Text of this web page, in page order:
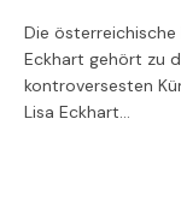
Die
Eckhart gehört zu
kontroversesten
Lisa Eckhart…